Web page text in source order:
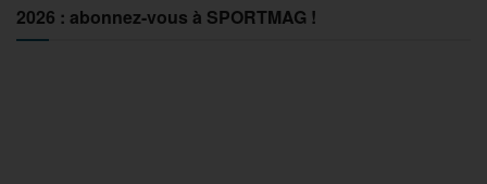
2026 : abonnez-vous à SPORTMAG !